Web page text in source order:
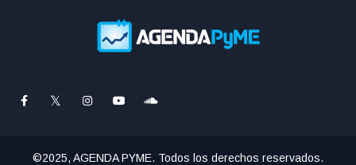
©2025, AGENDA PYME. Todos los derechos reservados.